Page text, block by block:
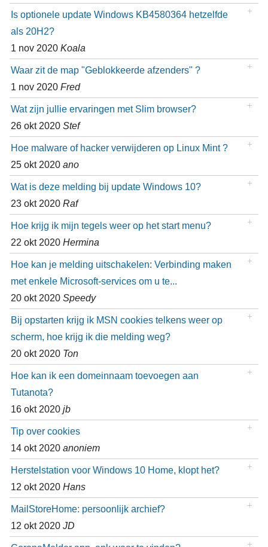
Is optionele update Windows KB4580364 hetzelfde
als 20H2?
1 nov 2020 Koala
Waar zit de map "Geblokkeerde afzenders" ?
1 nov 2020 Fred
Wat zijn jullie ervaringen met Slim browser?
26 okt 2020 Stef
Hoe malware of hacker verwijderen op Linux Mint ?
25 okt 2020 ano
Wat is deze melding bij update Windows 10?
23 okt 2020 Raf
Hoe krijg ik mijn tegels weer op het start menu?
22 okt 2020 Hermina
Hoe kan je melding uitschakelen: Verbinding maken
met enkele Microsoft-services om u te...
20 okt 2020 Speedy
Bij opstarten krijg ik MSN cookies telkens weer op
scherm, hoe krijg ik die melding weg?
20 okt 2020 Ton
Hoe kan ik een domeinnaam toevoegen aan
Tutanota?
16 okt 2020 jb
Tip over cookies
14 okt 2020 anoniem
Herstelstation voor Windows 10 Home, klopt het?
12 okt 2020 Hans
MailStoreHome: persoonlijk archief?
12 okt 2020 JD